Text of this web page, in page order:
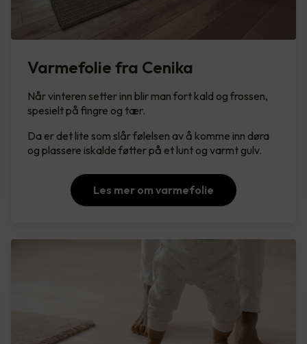
Varmefolie fra Cenika
Når vinteren setter inn blir man fort kald og frossen,
spesielt på fingre og tær.
Da er det lite som slår følelsen av å komme inn døra
og plassere iskalde føtter på et lunt og varmt gulv.
Les mer om varmefolie